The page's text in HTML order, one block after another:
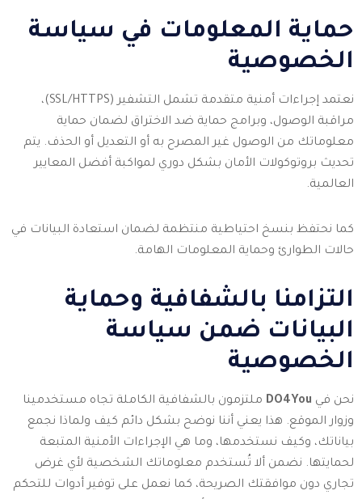
حماية المعلومات في سياسة
الخصوصية
نعتمد إجراءات أمنية متقدمة تشمل التشفير (SSL/HTTPS)،
مراقبة الوصول، وبرامج حماية ضد الاختراق لضمان حماية
معلوماتك من الوصول غير المصرح به أو التعديل أو الحذف. يتم
تحديث بروتوكولات الأمان بشكل دوري لمواكبة أفضل المعايير
العالمية.
كما نحتفظ بنسخ احتياطية منتظمة لضمان استعادة البيانات في
حالات الطوارئ وحماية المعلومات الهامة.
التزامنا بالشفافية وحماية
البيانات ضمن سياسة
الخصوصية
نحن في DO4You ملتزمون بالشفافية الكاملة تجاه مستخدمينا
وزوار الموقع. هذا يعني أننا نوضح بشكل دائم كيف ولماذا نجمع
بياناتك، وكيف نستخدمها، وما هي الإجراءات الأمنية المتبعة
لحمايتها. نضمن ألا تُستخدم معلوماتك الشخصية لأي غرض
تجاري دون موافقتك الصريحة، كما نعمل على توفير أدوات للتحكم